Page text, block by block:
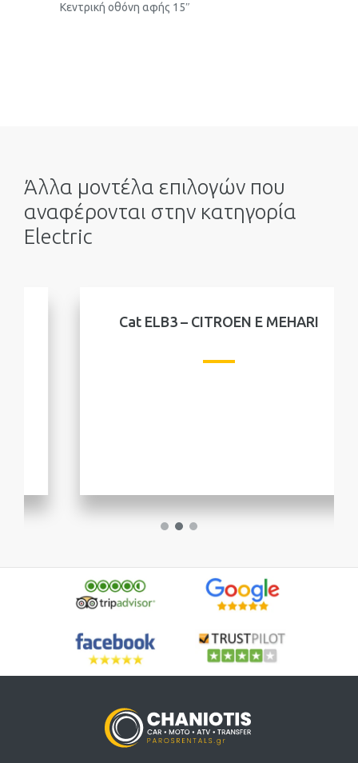
Κεντρική οθόνη αφής 15″
Άλλα μοντέλα επιλογών που
αναφέρονται στην κατηγορία
Electric
Cat ELB3 – CITROEN E MEHARI